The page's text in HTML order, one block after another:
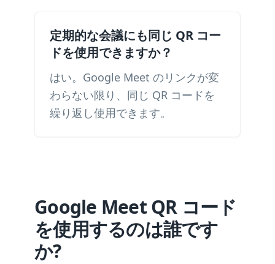
定期的な会議にも同じ QR コー
ドを使用できますか？
はい。Google Meet のリンクが変
わらない限り、同じ QR コードを
繰り返し使用できます。
Google Meet QR コード
を使用するのは誰です
か?